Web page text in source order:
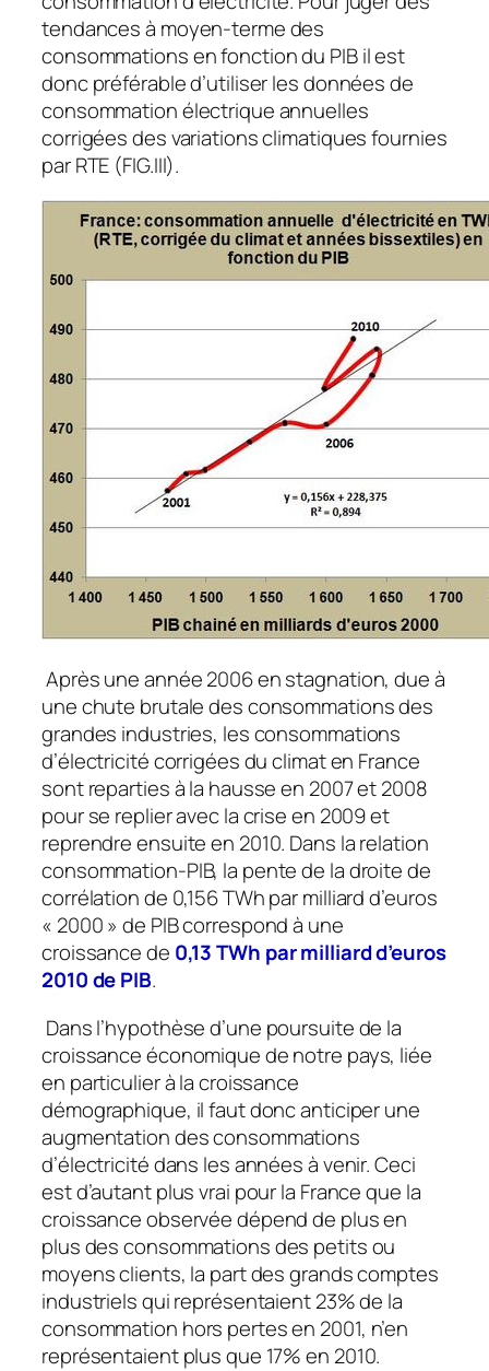
tendances à moyen-terme des
consommations en fonction du PIB il est
donc préférable d’utiliser les données de
consommation électrique annuelles
corrigées des variations climatiques fournies
par RTE (FIG.III).
Après une année 2006 en stagnation, due à
une chute brutale des consommations des
grandes industries, les consommations
d’électricité corrigées du climat en France
sont reparties à la hausse en 2007 et 2008
pour se replier avec la crise en 2009 et
reprendre ensuite en 2010. Dans la relation
consommation-PIB, la pente de la droite de
corrélation de 0,156 TWh par milliard d’euros
« 2000 » de PIB correspond à une
croissance de 0,13 TWh par milliard d’euros
2010 de PIB.
Dans l’hypothèse d’une poursuite de la
croissance économique de notre pays, liée
en particulier à la croissance
démographique, il faut donc anticiper une
augmentation des consommations
d’électricité dans les années à venir. Ceci
est d’autant plus vrai pour la France que la
croissance observée dépend de plus en
plus des consommations des petits ou
moyens clients, la part des grands comptes
industriels qui représentaient 23% de la
consommation hors pertes en 2001, n’en
représentaient plus que 17% en 2010.